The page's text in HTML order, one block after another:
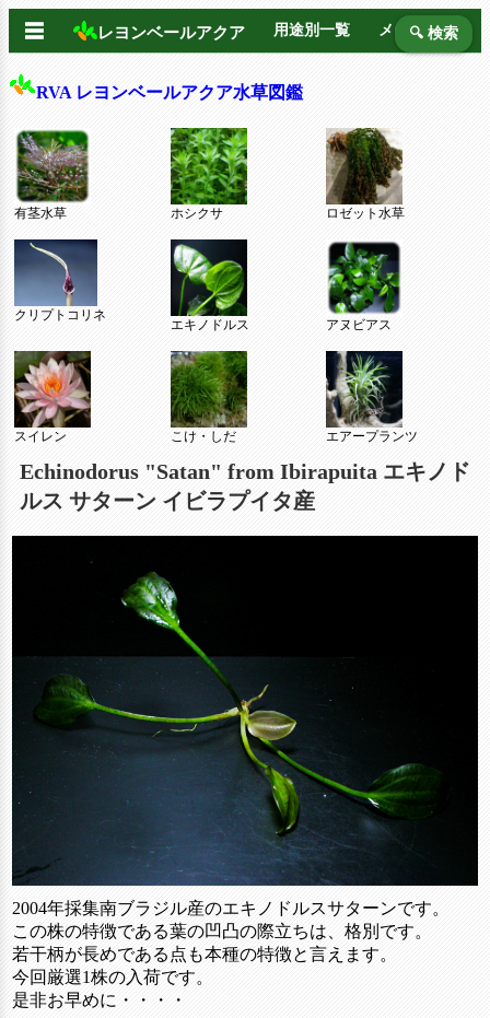
☰ レヨンベールアクア 用途別一覧 メーカー別
🔍 検索
RVA レヨンベールアクア水草図鑑
有茎水草 ホシクサ ロゼット水草
クリプトコリネ
エキノドルス アヌビアス
スイレン こけ・しだ エアープランツ
Echinodorus "Satan" from Ibirapuita エキノド
ルス サターン イビラプイタ産
2004年採集南ブラジル産のエキノドルスサターンです。
この株の特徴である葉の凹凸の際立ちは、格別です。
若干柄が長めである点も本種の特徴と言えます。
今回厳選1株の入荷です。
是非お早めに・・・・